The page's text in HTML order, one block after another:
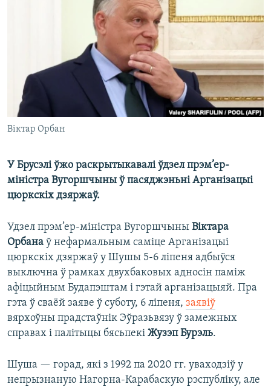
НА ХВАЛЯХ СВАБОДЫ
Віктар Орбан
У Брусэлі ўжо раскрытыкавалі ўдзел прэм’ер-
міністра Вугоршчыны ў пасяджэньні Арганізацыі
цюркскіх дзяржаў.
Удзел прэм’ер-міністра Вугоршчыны Віктара
Орбана ў нефармальным саміце Арганізацыі
цюркскіх дзяржаў у Шушы 5-6 ліпеня адбыўся
выключна ў рамках двухбаковых адносін паміж
афіцыйным Будапэштам і гэтай арганізацыяй. Пра
гэта ў сваёй заяве ў суботу, 6 ліпеня, заявіў
вярхоўны прадстаўнік Эўразьвязу ў замежных
справах і палітыцы бясьпекі Жузэп Бурэль.
Шуша — горад, які з 1992 па 2020 гг. уваходзіў у
непрызнаную Нагорна-Карабаскую рэспубліку, але